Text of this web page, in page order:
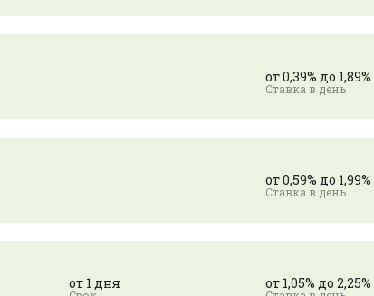
от 0,39% до 1,89%
от 0,59% до 1,99%
от 1 дня от 1,05% до 2,25%